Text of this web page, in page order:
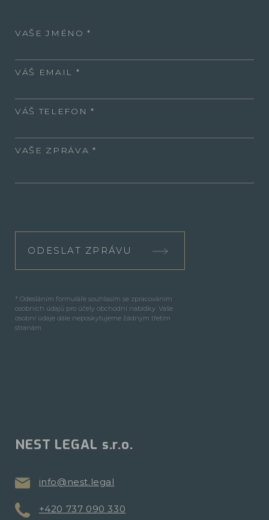
VAŠE JMÉNO
VÁŠ EMAIL
VÁŠ TELEFON
VAŠE ZPRÁVA
ODESLAT ZPRÁVU
* Odesláním formuláře souhlasím se zpracováním
osobních údajů pro účely obchodní nabídky. Vaše
osobní údaje dále neposkytujeme žádným třetím
stranám.
NEST LEGAL s.r.o.
info@nest.legal
+420 737 090 330